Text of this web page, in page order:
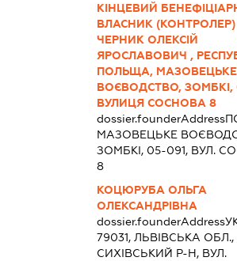
КІНЦЕВИЙ
ВЛАСНИК (КОНТРОЛЕР)
ЧЕРНИК ОЛЕКСІЙ
ЯРОСЛАВОВИЧ ,
ПОЛЬЩА, МАЗОВЕЦЬКЕ
ВОЄВОДСТВО, ЗОМБКІ,
ВУЛИЦЯ СОСНОВА 8
dossier.founderAddress
МАЗОВЕЦЬКЕ
ЗОМБКІ, 05-091, ВУЛ.
8
КОЦЮРУБА ОЛЬГА
ОЛЕКСАНДРІВНА
dossier.founderAddress
79031, ЛЬВIВСЬКА ОБЛ.,
СИХІВСЬКИЙ Р-Н, ВУЛ.